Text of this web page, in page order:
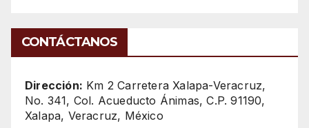
CONTÁCTANOS
Dirección: Km 2 Carretera Xalapa-Veracruz,
No. 341, Col. Acueducto Ánimas, C.P. 91190,
Xalapa, Veracruz, México